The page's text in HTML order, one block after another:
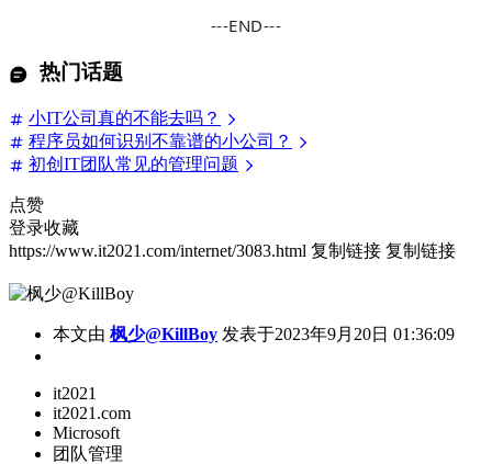
---END---
热门话题
小IT公司真的不能去吗？
程序员如何识别不靠谱的小公司？
初创IT团队常见的管理问题
点赞
登录收藏
https://www.it2021.com/internet/3083.html 复制链接 复制链接
本文由 枫少@KillBoy 发表于2023年9月20日 01:36:09
it2021
it2021.com
Microsoft
团队管理